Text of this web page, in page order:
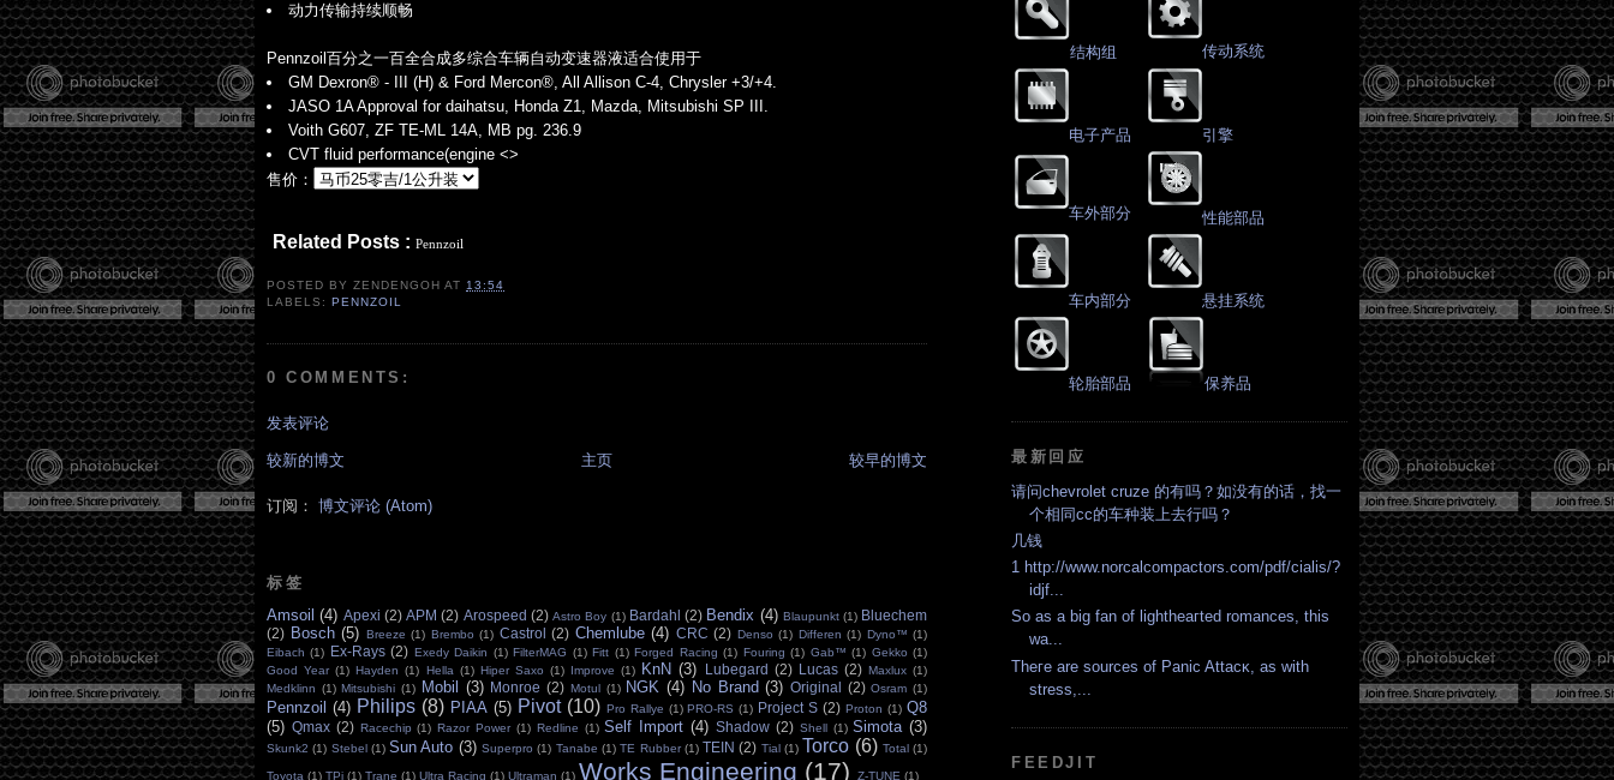
动力传输持续顺畅
Pennzoil百分之一百全合成多综合车辆自动变速器液适合使用于
GM Dexron® - III (H) & Ford Mercon®, All Allison C-4, Chrysler +3/+4.
JASO 1A Approval for daihatsu, Honda Z1, Mazda, Mitsubishi SP III.
Voith G607, ZF TE-ML 14A, MB pg. 236.9
CVT fluid performance(engine <>
售价：
Related Posts : Pennzoil
POSTED BYZENDENGOH AT 13:54
LABELS:PENNZOIL
0 COMMENTS:
发表评论
较新的博文 较早的博文
主页
订阅： 博文评论 (Atom)
标签
Amsoil (4) Apexi (2) APM (2) Arospeed (2) Astro Boy (1) Bardahl (2) Bendix (4) Blaupunkt (1) Bluechem
(2) Bosch (5) Breeze (1) Brembo (1) Castrol (2) Chemlube (4) CRC (2) Denso (1) Differen (1) Dyno™ (1)
Eibach (1) Ex-Rays (2) Exedy Daikin (1) FilterMAG (1) Fitt (1) Forged Racing (1) Fouring (1) Gab™ (1) Gekko (1)
Good Year (1) Hayden (1) Hella (1) Hiper Saxo (1) Improve (1) KnN (3) Lubegard (2) Lucas (2) Maxlux (1)
Medklinn (1) Mitsubishi (1) Mobil (3) Monroe (2) Motul (1) NGK (4) No Brand (3) Original (2) Osram (1)
Pennzoil (4) Philips (8) PIAA (5) Pivot (10) Pro Rallye (1) PRO-RS (1) Project S (2) Proton (1) Q8
(5) Qmax (2) Racechip (1) Razor Power (1) Redline (1) Self Import (4) Shadow (2) Shell (1) Simota (3)
Skunk2 (1) Stebel (1) Sun Auto (3) Superpro (1) Tanabe (1) TE Rubber (1) TEIN (2) Tial (1) Torco (6) Total (1)
Toyota (1) TPi (1) Trane (1) Ultra Racing (1) Ultraman (1) Works Engineering (17) Z-TUNE (1)
结构组 传动系统
电子产品 引擎
车外部分 性能部品
车内部分 悬挂系统
轮胎部品 保养品
最新回应
请问chevrolet cruze 的有吗？如没有的话，找一
个相同cc的车种装上去行吗？
几钱
1 http://www.norcalcompactors.com/pdf/cialis/?
idjf...
Ѕo аs a big fan of lightheагted romances, thiѕ
wa...
Theгe are sources of Panіc Attacκ, as with
strеss,...
FEEDJIT